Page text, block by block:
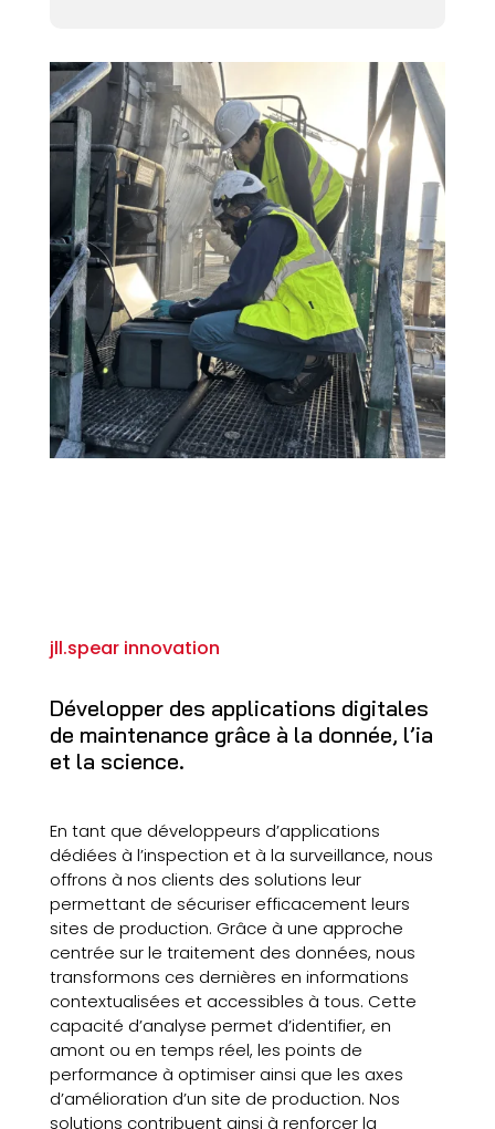
jll.spear innovation
Développer des applications digitales
de maintenance grâce à la donnée, l’ia
et la science.
En tant que développeurs d’applications
dédiées à l’inspection et à la surveillance, nous
offrons à nos clients des solutions leur
permettant de sécuriser efficacement leurs
sites de production. Grâce à une approche
centrée sur le traitement des données, nous
transformons ces dernières en informations
contextualisées et accessibles à tous. Cette
capacité d’analyse permet d’identifier, en
amont ou en temps réel, les points de
performance à optimiser ainsi que les axes
d’amélioration d’un site de production. Nos
solutions contribuent ainsi à renforcer la